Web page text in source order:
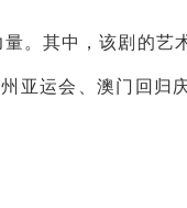
。其中，该剧的艺
亚运会、澳门回归